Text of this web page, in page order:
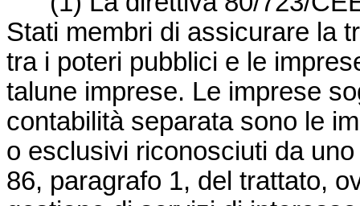
Stati membri di assicurare la
tra i poteri pubblici e le
talune imprese. Le imprese
contabilità separata sono le
o esclusivi riconosciuti da
86, paragrafo 1, del trattato,